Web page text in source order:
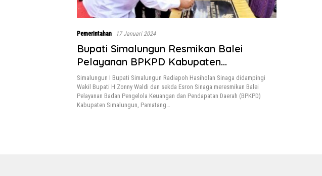
Pemerintahan 17 Januari 2024
Bupati Simalungun Resmikan Balei
Pelayanan BPKPD Kabupaten
Simalungun di Pamatang Raya.
Simalungun I Bupati Simalungun Radiapoh Hasiholan Sinaga didampingi
Wakil Bupati H Zonny Waldi dan sekda Esron Sinaga meresmikan Balei
Pelayanan Badan Pengelola Keuangan dan Pendapatan Daerah (BPKPD)
Kabupaten Simalungun, Pamatang…